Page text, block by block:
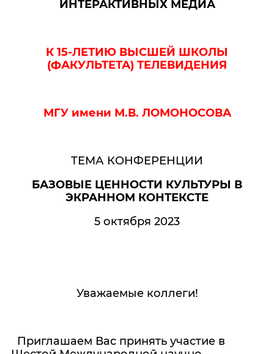
ИНТЕРАКТИВНЫХ МЕДИА
К 15-ЛЕТИЮ ВЫСШЕЙ ШКОЛЫ
(ФАКУЛЬТЕТА) ТЕЛЕВИДЕНИЯ
МГУ имени М.В. ЛОМОНОСОВА
ТЕМА КОНФЕРЕНЦИИ
БАЗОВЫЕ ЦЕННОСТИ КУЛЬТУРЫ В
ЭКРАННОМ КОНТЕКСТЕ
5 октября 2023
Уважаемые коллеги!
Приглашаем Вас принять участие в